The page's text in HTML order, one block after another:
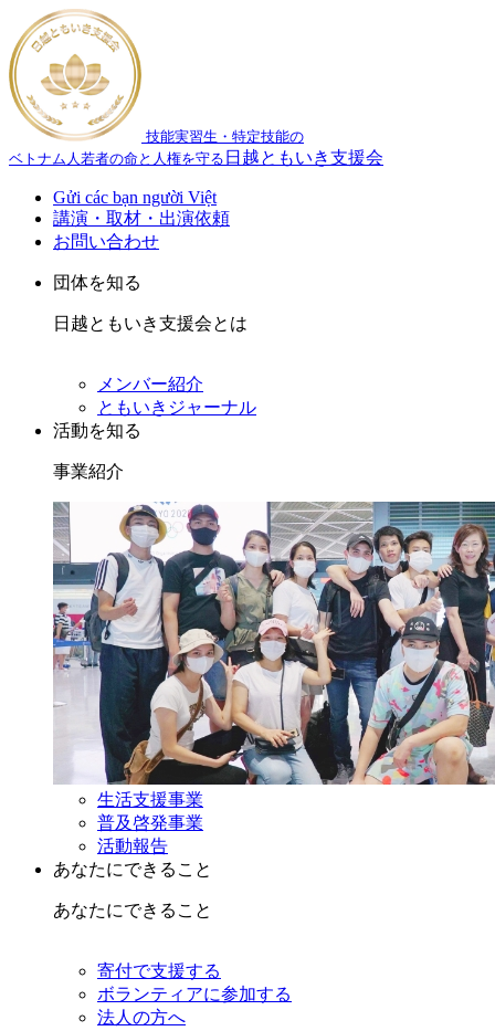
技能実習生・特定技能の
ベトナム人若者の命と人権を守る 日越ともいき支援会
Gửi các bạn người Việt
講演・取材・出演依頼
お問い合わせ
団体を知る
日越ともいき支援会とは
メンバー紹介
ともいきジャーナル
活動を知る
事業紹介
生活支援事業
普及啓発事業
活動報告
あなたにできること
あなたにできること
寄付で支援する
ボランティアに参加する
法人の方へ